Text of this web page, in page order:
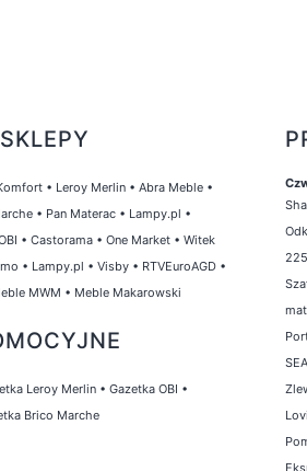
• Leroy Merlin • Abra Meble •
• Pan Materac • Lampy.pl •
• Castorama • One Market • Witek
• Lampy.pl • Visby • RTVEuroAGD •
MWM • Meble Makarowski
Leroy Merlin • Gazetka OBI •
Brico Marche
mat